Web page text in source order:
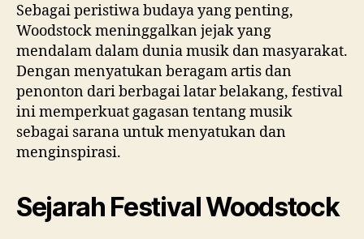
Sebagai peristiwa budaya yang penting,
Woodstock meninggalkan jejak yang
mendalam dalam dunia musik dan masyarakat.
Dengan menyatukan beragam artis dan
penonton dari berbagai latar belakang, festival
ini memperkuat gagasan tentang musik
sebagai sarana untuk menyatukan dan
menginspirasi.
Sejarah Festival Woodstock